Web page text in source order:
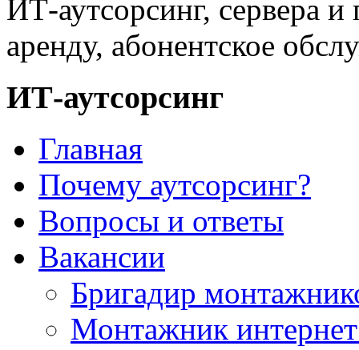
ИТ-аутсорсинг, сервера
аренду, абонентское
ИТ-аутсорсинг
Главная
Почему аутсорсинг?
Вопросы и ответы
Вакансии
Бригадир
Монтажник